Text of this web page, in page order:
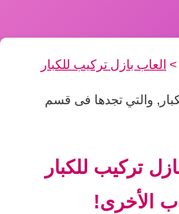
> العاب بازل تركيب للكبار
والتي تجدها فى قسم
تركيب للكبار
الأخرى!